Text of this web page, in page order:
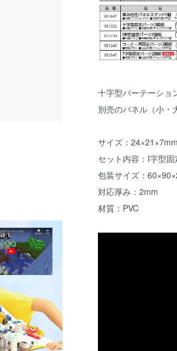
十字型パーテーショ
別売のパネル（小・
サイズ：
セット内容：I字型
包装サイズ：
対応厚み：2mm
材質：PVC